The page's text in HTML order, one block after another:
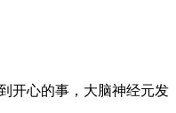
开心的事，大脑神经元发